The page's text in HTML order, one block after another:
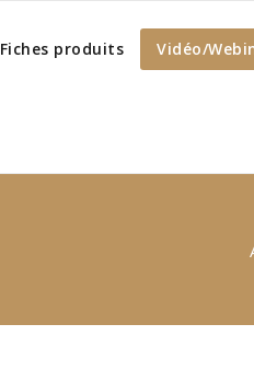
Fiches produits Vidéo/